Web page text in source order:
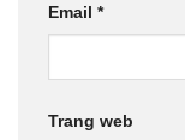
Email *
Trang web